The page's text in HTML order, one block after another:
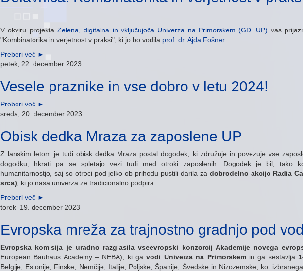
V okviru projekta Zelena, digitalna in vključujoča Univerza na Primorskem (GDI UP) vas
"Kombinatorika in verjetnost v praksi", ki jo bo vodila prof. dr. Ajda Fošner.
Preberi več ►
petek, 22. december 2023
Vesele praznike in vse dobro v letu 2024!
Preberi več ►
sreda, 20. december 2023
Obisk dedka Mraza za zaposlene UP
Z lanskim letom je tudi obisk dedka Mraza postal dogodek, ki združuje in povezuje vse
dogodku, hkrati pa se spletajo vezi tudi med otroki zaposlenih. Dogodek je bil, tako
humanitarnostjo, saj so otroci pod jelko ob prihodu pustili darila za dobrodelno akcijo Radia
srca) , ki jo naša univerza že tradicionalno podpira.
Preberi več ►
torek, 19. december 2023
Evropska mreža za trajnostno gradnjo pod
Evropska komisija je uradno razglasila vseevropski konzorcij Akademije novega
European Bauhaus Academy – NEBA), ki gavodi Univerza na Primorskemin ga sestavlja
Belgije, Estonije, Finske, Nemčije, Italije, Poljske, Španije, Švedske in Nizozemske,
kot